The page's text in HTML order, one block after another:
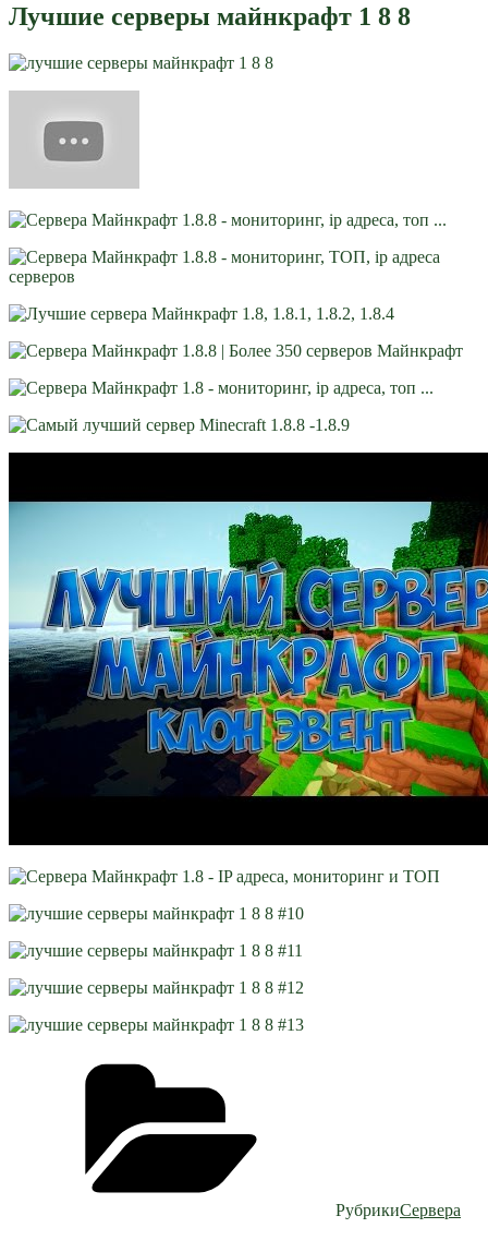
Лучшие серверы майнкрафт 1 8 8
РубрикиСервера